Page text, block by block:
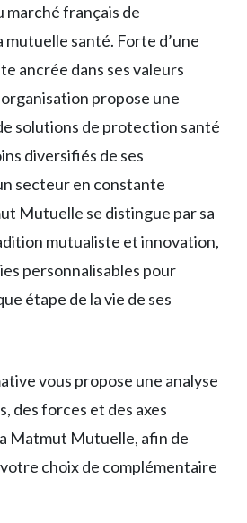
marché français de
mutuelle santé. Forte d’une
ancrée dans ses valeurs
propose une
solutions de protection santé
diversifiés de ses
secteur en constante
Mutuelle se distingue par sa
mutualiste et innovation,
personnalisables pour
étape de la vie de ses
vous propose une analyse
des forces et des axes
Matmut Mutuelle, afin de
choix de complémentaire